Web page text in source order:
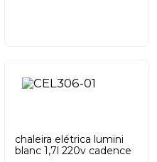
chaleira elétrica lumini
blanc 1,7l 220v cadence